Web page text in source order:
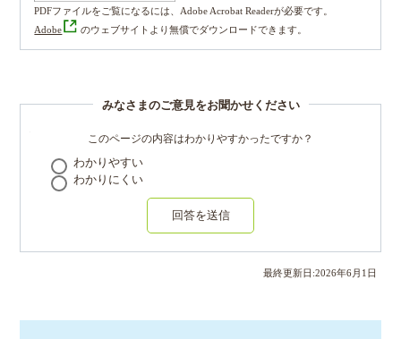
PDFファイルをご覧になるには、Adobe Acrobat Readerが必要です。
Adobe
のウェブサイトより無償でダウンロードできます。
みなさまのご意見をお聞かせください
このページの内容はわかりやすかったですか？
わかりやすい
わかりにくい
回答を送信
最終更新日:2026年6月 1 日